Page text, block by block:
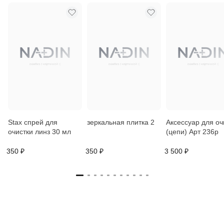
Stax спрей для
очистки линз 30 мл
350 ₽
зеркальная плитка 2
350 ₽
Аксессуар для
(цепи) Арт 236р
3 500 ₽